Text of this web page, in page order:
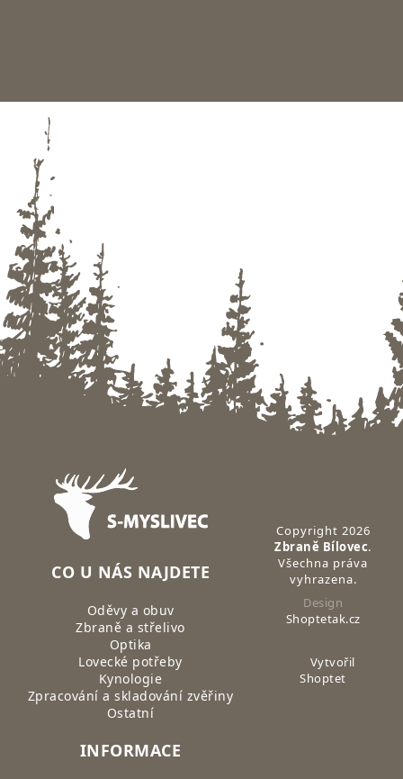
Zápatí
CO U NÁS NAJDETE
Oděvy a obuv
Zbraně a střelivo
Optika
Lovecké potřeby
Kynologie
Zpracování a skladování zvěřiny
Ostatní
INFORMACE
Copyright 2026
Zbraně Bílovec.
Všechna práva
vyhrazena.
Design
Shoptetak.cz
Vytvořil
Shoptet